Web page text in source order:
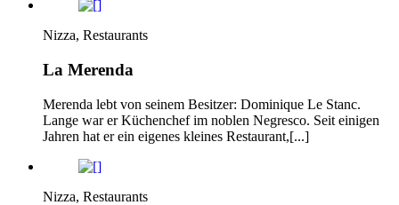
Nizza, Restaurants
La Merenda
Merenda lebt von seinem Besitzer: Dominique Le Stanc.
Lange war er Küchenchef im noblen Negresco. Seit einigen
Jahren hat er ein eigenes kleines Restaurant,[...]
Nizza, Restaurants